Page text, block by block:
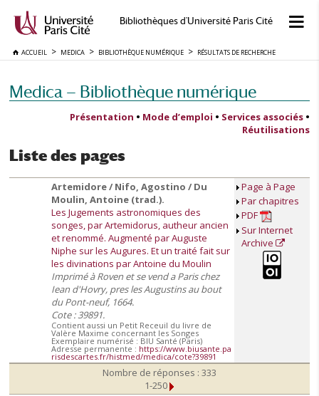
Bibliothèques d'Université Paris Cité
ACCUEIL MEDICA BIBLIOTHÈQUE NUMÉRIQUE RÉSULTATS DE RECHERCHE
Medica — Bibliothèque numérique
Présentation • Mode d’emploi • Services associés •
Réutilisations
Liste des pages
Artemidore / Nifo, Agostino / Du
Moulin, Antoine (trad.).
Les Jugements astronomiques des
songes, par Artemidorus, autheur ancien
et renommé. Augmenté par Auguste
Niphe sur les Augures. Et un traité fait sur
les divinations par Antoine du Moulin
Imprimé à Roven et se vend a Paris chez
Iean d'Hovry, pres les Augustins au bout
du Pont-neuf, 1664.
Cote : 39891.
Contient aussi un Petit Receuil du livre de
Valère Maxime concernant les Songes
Exemplaire numérisé : BIU Santé (Paris)
Adresse permanente : https://www.biusante.pa
risdescartes.fr/histmed/medica/cote?39891
Page à Page
Par chapitres
PDF
Sur Internet
Archive
Nombre de réponses : 333
1-250